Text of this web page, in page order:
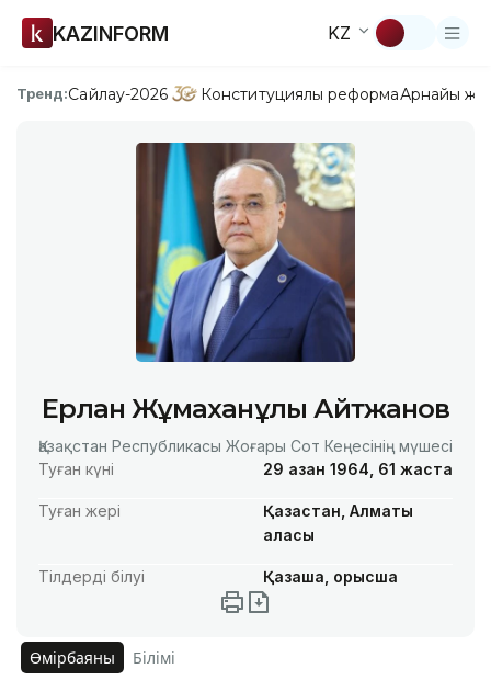
KAZINFORM KZ
Тренд:Сайлау-2026 Конституциялық реформаАрнайы
Ерлан Жұмаханұлы Айтжанов
Қазақстан Республикасы Жоғары Сот Кеңесінің мүшесі
Туған күні
29 қазан 1964, 61 жаста
Туған жері
Қазақстан, Алматы
қаласы
Тілдерді білуі Қазақша, орысша
Өмірбаяны Білімі